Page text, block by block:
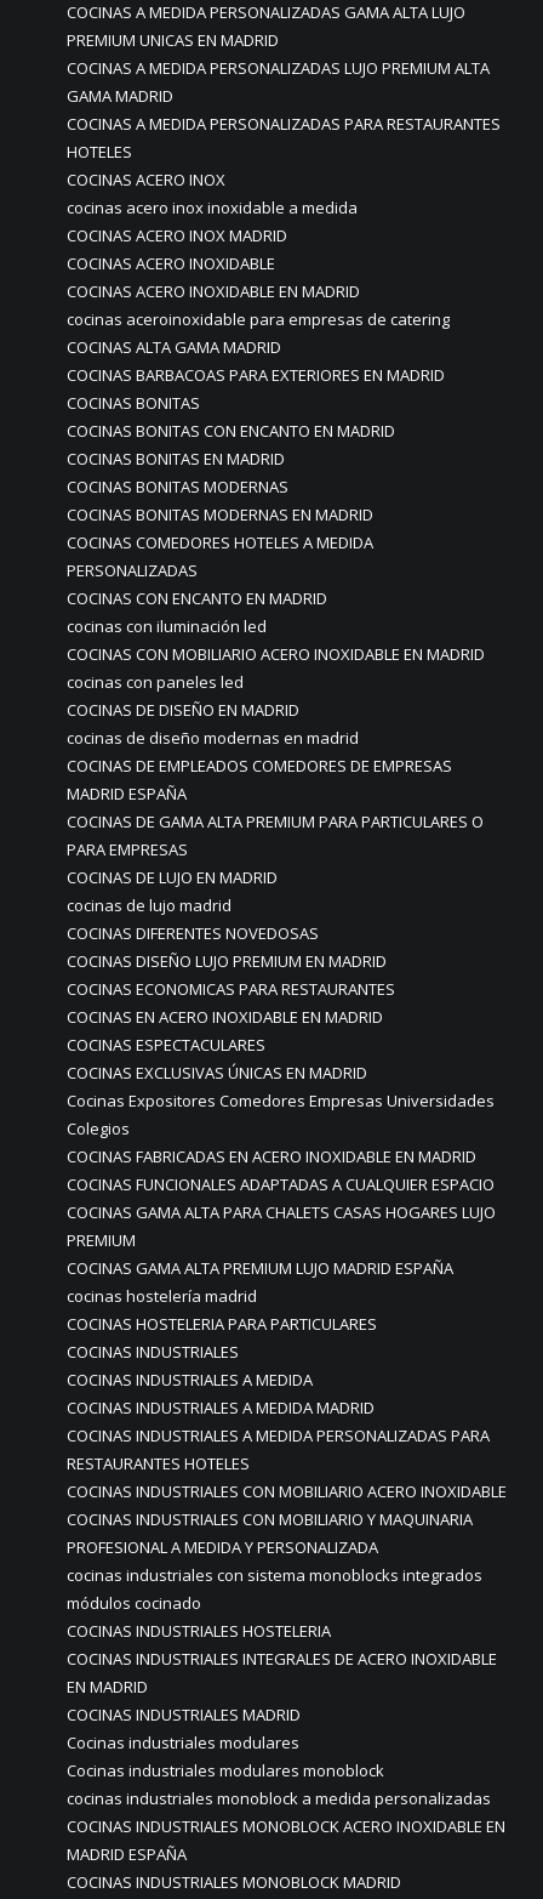
COCINAS A MEDIDA PERSONALIZADAS GAMA ALTA LUJO
PREMIUM UNICAS EN MADRID
COCINAS A MEDIDA PERSONALIZADAS LUJO PREMIUM ALTA
GAMA MADRID
COCINAS A MEDIDA PERSONALIZADAS PARA RESTAURANTES
HOTELES
COCINAS ACERO INOX
cocinas acero inox inoxidable a medida
COCINAS ACERO INOX MADRID
COCINAS ACERO INOXIDABLE
COCINAS ACERO INOXIDABLE EN MADRID
cocinas aceroinoxidable para empresas de catering
COCINAS ALTA GAMA MADRID
COCINAS BARBACOAS PARA EXTERIORES EN MADRID
COCINAS BONITAS
COCINAS BONITAS CON ENCANTO EN MADRID
COCINAS BONITAS EN MADRID
COCINAS BONITAS MODERNAS
COCINAS BONITAS MODERNAS EN MADRID
COCINAS COMEDORES HOTELES A MEDIDA
PERSONALIZADAS
COCINAS CON ENCANTO EN MADRID
cocinas con iluminación led
COCINAS CON MOBILIARIO ACERO INOXIDABLE EN MADRID
cocinas con paneles led
COCINAS DE DISEÑO EN MADRID
cocinas de diseño modernas en madrid
COCINAS DE EMPLEADOS COMEDORES DE EMPRESAS
MADRID ESPAÑA
COCINAS DE GAMA ALTA PREMIUM PARA PARTICULARES O
PARA EMPRESAS
COCINAS DE LUJO EN MADRID
cocinas de lujo madrid
COCINAS DIFERENTES NOVEDOSAS
COCINAS DISEÑO LUJO PREMIUM EN MADRID
COCINAS ECONOMICAS PARA RESTAURANTES
COCINAS EN ACERO INOXIDABLE EN MADRID
COCINAS ESPECTACULARES
COCINAS EXCLUSIVAS ÚNICAS EN MADRID
Cocinas Expositores Comedores Empresas Universidades
Colegios
COCINAS FABRICADAS EN ACERO INOXIDABLE EN MADRID
COCINAS FUNCIONALES ADAPTADAS A CUALQUIER ESPACIO
COCINAS GAMA ALTA PARA CHALETS CASAS HOGARES LUJO
PREMIUM
COCINAS GAMA ALTA PREMIUM LUJO MADRID ESPAÑA
cocinas hostelería madrid
COCINAS HOSTELERIA PARA PARTICULARES
COCINAS INDUSTRIALES
COCINAS INDUSTRIALES A MEDIDA
COCINAS INDUSTRIALES A MEDIDA MADRID
COCINAS INDUSTRIALES A MEDIDA PERSONALIZADAS PARA
RESTAURANTES HOTELES
COCINAS INDUSTRIALES CON MOBILIARIO ACERO INOXIDABLE
COCINAS INDUSTRIALES CON MOBILIARIO Y MAQUINARIA
PROFESIONAL A MEDIDA Y PERSONALIZADA
cocinas industriales con sistema monoblocks integrados
módulos cocinado
COCINAS INDUSTRIALES HOSTELERIA
COCINAS INDUSTRIALES INTEGRALES DE ACERO INOXIDABLE
EN MADRID
COCINAS INDUSTRIALES MADRID
Cocinas industriales modulares
Cocinas industriales modulares monoblock
cocinas industriales monoblock a medida personalizadas
COCINAS INDUSTRIALES MONOBLOCK ACERO INOXIDABLE EN
MADRID ESPAÑA
COCINAS INDUSTRIALES MONOBLOCK MADRID